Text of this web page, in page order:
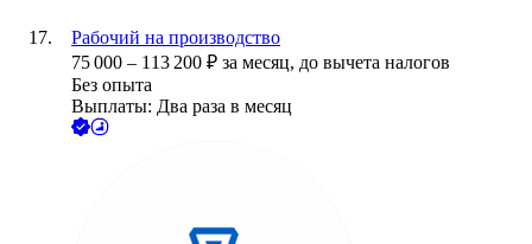
Рабочий на производство
75 000 – 113 200 ₽ за месяц, до вычета налогов
Без опыта
Выплаты: Два раза в месяц